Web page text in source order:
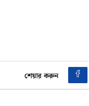
শেয়ার করুন